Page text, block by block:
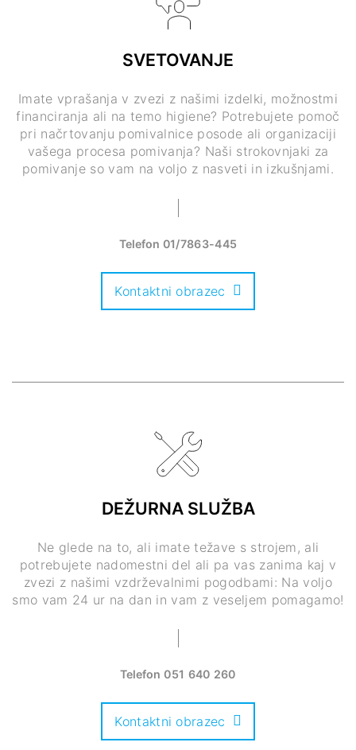
SVETOVANJE
Imate vprašanja v zvezi z našimi izdelki, možnostmi
financiranja ali na temo higiene? Potrebujete pomoč
pri načrtovanju pomivalnice posode ali organizaciji
vašega procesa pomivanja? Naši strokovnjaki za
pomivanje so vam na voljo z nasveti in izkušnjami.
Telefon 01/7863-445
Kontaktni obrazec
DEŽURNA SLUŽBA
Ne glede na to, ali imate težave s strojem, ali
potrebujete nadomestni del ali pa vas zanima kaj v
zvezi z našimi vzdrževalnimi pogodbami: Na voljo
smo vam 24 ur na dan in vam z veseljem pomagamo!
Telefon051 640 260
Kontaktni obrazec